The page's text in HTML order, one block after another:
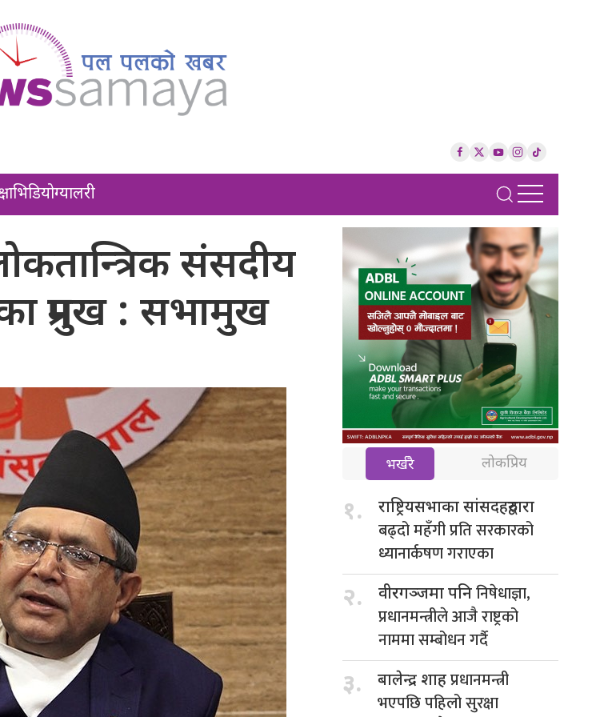
भिडियोग्यालरी
संसदीय
प्रमुख : सभामुख
भर्खरै लोकप्रिय
१. राष्ट्रियसभाका सांसदहरुद्वारा
बढ्दो महँगी प्रति सरकारको
ध्यानार्कषण गराएका
२. वीरगञ्जमा पनिनिषेधाज्ञा,
प्रधानमन्त्रीले आजै राष्ट्रको
नाममा सम्बोधन गर्दै
३. बालेन्द्र शाहप्रधानमन्त्री
भएपछि पहिलो सुरक्षा